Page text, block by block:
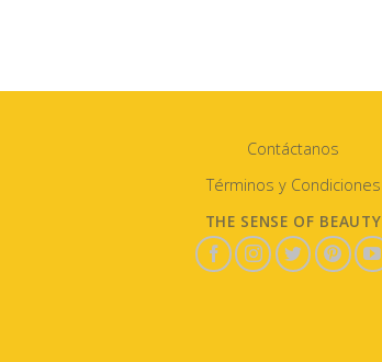
Contáctanos
Términos y Condiciones
THE SENSE OF BEAUTY